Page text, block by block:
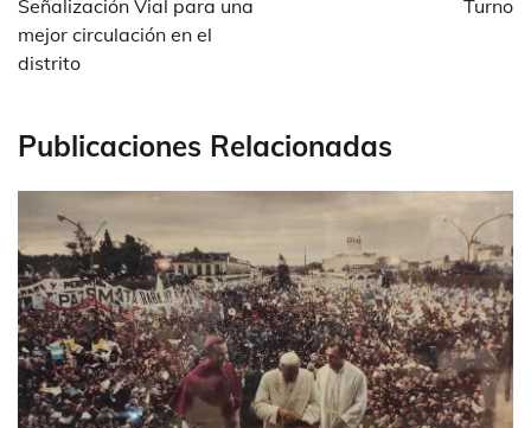
entradas
Señalización Vial para una
mejor circulación en el
distrito
Turno
Publicaciones Relacionadas